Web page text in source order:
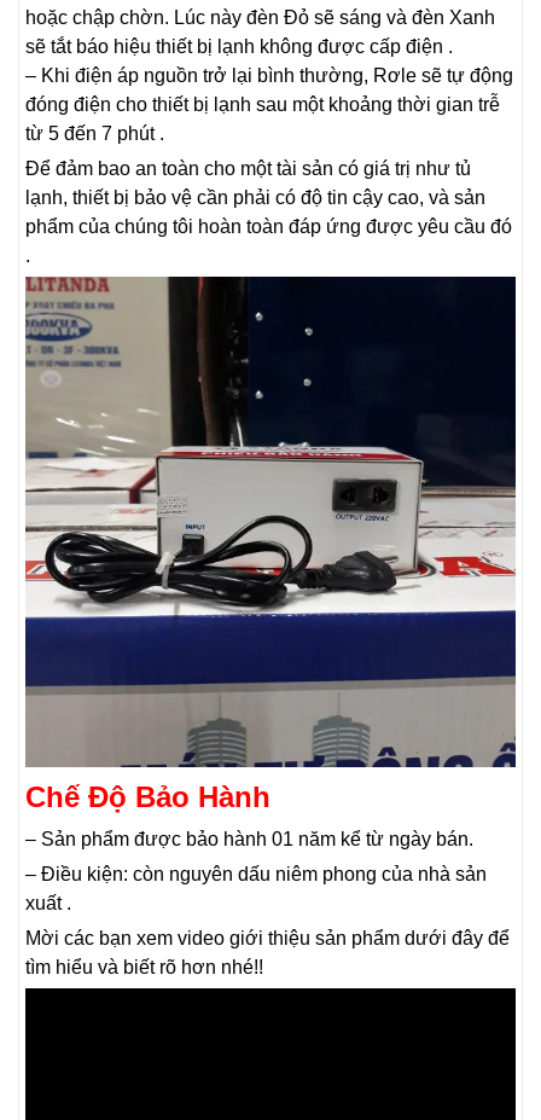
hoặc chập chờn. Lúc này đèn Đỏ sẽ sáng và đèn Xanh
sẽ tắt báo hiệu thiết bị lạnh không được cấp điện .
– Khi điện áp nguồn trở lại bình thường, Rơle sẽ tự động
đóng điện cho thiết bị lạnh sau một khoảng thời gian trễ
từ 5 đến 7 phút .
Để đảm bao an toàn cho một tài sản có giá trị như tủ
lạnh, thiết bị bảo vệ cần phải có độ tin cậy cao, và sản
phẩm của chúng tôi hoàn toàn đáp ứng được yêu cầu đó
.
Chế Độ Bảo Hành
– Sản phẩm được bảo hành 01 năm kể từ ngày bán.
– Điều kiện: còn nguyên dấu niêm phong của nhà sản
xuất .
Mời các bạn xem video giới thiệu sản phẩm dưới đây để
tìm hiểu và biết rõ hơn nhé!!